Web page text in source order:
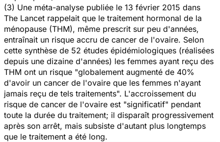
(3) Une méta-analyse publiée le 13 février 2015 dans
The Lancet rappelait que le traitement hormonal de la
ménopause (THM), même prescrit sur peu d'années,
entraînait un risque accru de cancer de l'ovaire. Selon
cette synthèse de 52 études épidémiologiques (réalisées
depuis une dizaine d'années) les femmes ayant reçu des
THM ont un risque "globalement augmenté de 40%
d'avoir un cancer de l'ovaire que les femmes n'ayant
jamais reçu de tels traitements". L'accroissement du
risque de cancer de l'ovaire est "significatif" pendant
toute la durée du traitement; il disparaît progressivement
après son arrêt, mais subsiste d'autant plus longtemps
que le traitement a été long.